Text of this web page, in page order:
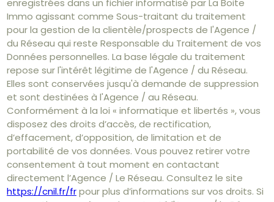
enregistrées dans un fichier informatisé par La Boite
Immo agissant comme Sous-traitant du traitement
pour la gestion de la clientèle/prospects de l'Agence /
du Réseau qui reste Responsable du Traitement de vos
Données personnelles. La base légale du traitement
repose sur l'intérêt légitime de l'Agence / du Réseau.
Elles sont conservées jusqu'à demande de suppression
et sont destinées à l'Agence / au Réseau.
Conformément à la loi « informatique et libertés », vous
disposez des droits d’accès, de rectification,
d’effacement, d’opposition, de limitation et de
portabilité de vos données. Vous pouvez retirer votre
consentement à tout moment en contactant
directement l’Agence / Le Réseau. Consultez le site
https://cnil.fr/frpour plus d’informations sur vos droits. Si